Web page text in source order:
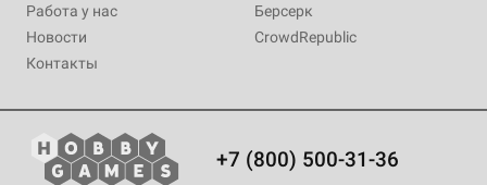
Работа у нас
Новости
Контакты
Берсерк
CrowdRepublic
+7 (800) 500-31-36